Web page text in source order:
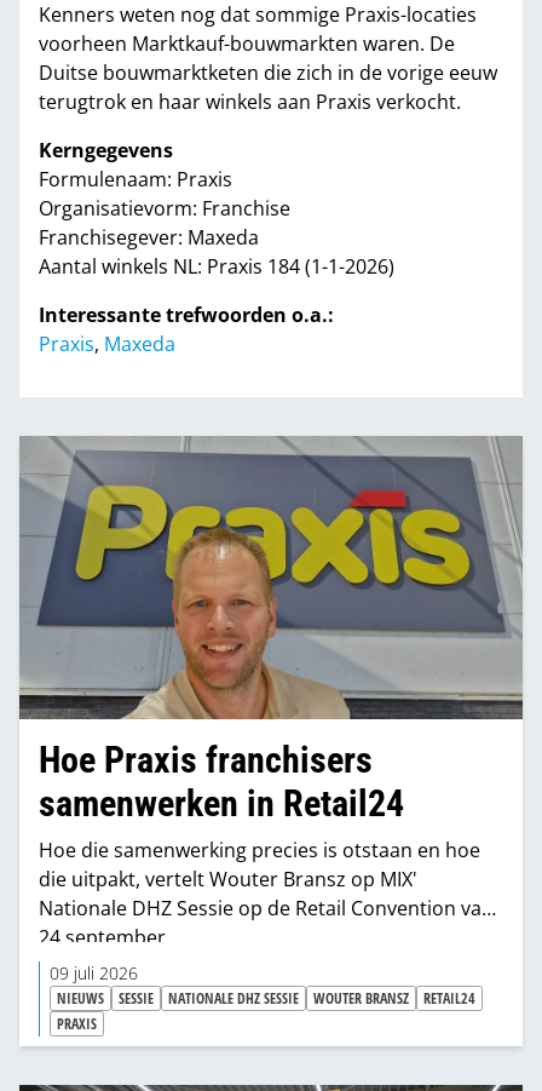
Kenners weten nog dat sommige Praxis-locaties
voorheen Marktkauf-bouwmarkten waren. De
Duitse bouwmarktketen die zich in de vorige eeuw
terugtrok en haar winkels aan Praxis verkocht.
Kerngegevens
Formulenaam: Praxis
Organisatievorm: Franchise
Franchisegever: Maxeda
Aantal winkels NL: Praxis 184 (1-1-2026)
Interessante trefwoorden o.a.:
Praxis, Maxeda
Hoe Praxis franchisers
samenwerken in Retail24
Hoe die samenwerking precies is otstaan en hoe
die uitpakt, vertelt Wouter Bransz op MIX'
Nationale DHZ Sessie op de Retail Convention van
24 september.
09 juli 2026
NIEUWS SESSIE NATIONALE DHZ SESSIE WOUTER BRANSZ
RETAIL24
PRAXIS